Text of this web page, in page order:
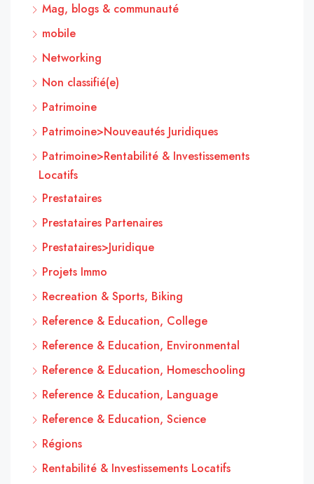
Mag, blogs & communauté
mobile
Networking
Non classifié(e)
Patrimoine
Patrimoine>Nouveautés Juridiques
Patrimoine>Rentabilité & Investissements
Locatifs
Prestataires
Prestataires Partenaires
Prestataires>Juridique
Projets Immo
Recreation & Sports, Biking
Reference & Education, College
Reference & Education, Environmental
Reference & Education, Homeschooling
Reference & Education, Language
Reference & Education, Science
Régions
Rentabilité & Investissements Locatifs